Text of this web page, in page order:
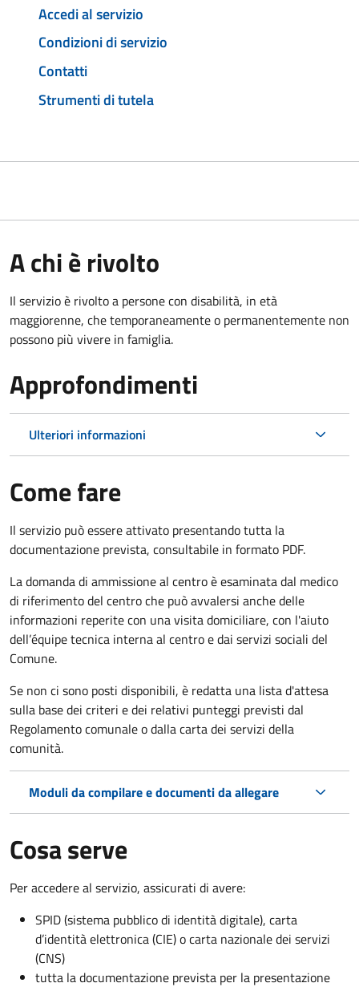
Accedi al servizio
Condizioni di servizio
Contatti
Strumenti di tutela
A chi è rivolto
Il servizio è rivolto a persone con disabilità, in età
maggiorenne, che temporaneamente o permanentemente non
possono più vivere in famiglia.
Approfondimenti
Ulteriori informazioni
Come fare
Il servizio può essere attivato presentando tutta la
documentazione prevista, consultabile in formato PDF.
La domanda di ammissione al centro è esaminata dal medico
di riferimento del centro che può avvalersi anche delle
informazioni reperite con una visita domiciliare, con l'aiuto
dell’équipe tecnica interna al centro e dai servizi sociali del
Comune.
Se non ci sono posti disponibili, è redatta una lista d'attesa
sulla base dei criteri e dei relativi punteggi previsti dal
Regolamento comunale o dalla carta dei servizi della
comunità.
Moduli da compilare e documenti da allegare
Cosa serve
Per accedere al servizio, assicurati di avere:
SPID (sistema pubblico di identità digitale), carta
d’identità elettronica (CIE) o carta nazionale dei servizi
(CNS)
tutta la documentazione prevista per la presentazione